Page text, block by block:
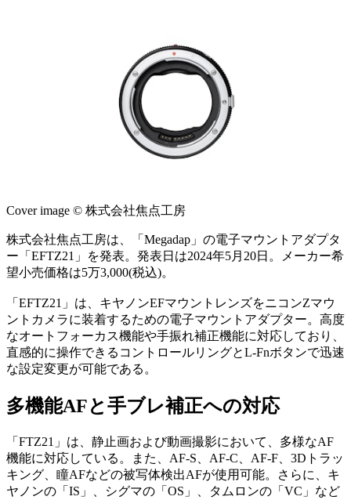
Cover image © 株式会社焦点工房
株式会社焦点工房は、「Megadap」の電子マウントアダプタ
ー「EFTZ21」を発表。発表日は2024年5月20日。メーカー希
望小売価格は5万3,000(税込)。
「EFTZ21」は、キヤノンEFマウントレンズをニコンZマウ
ントカメラに装着するための電子マウントアダプター。高度
なオートフォーカス機能や手振れ補正機能に対応しており、
直感的に操作できるコントロールリングとL-Fnボタンで迅速
な設定変更が可能である。
多機能AFと手ブレ補正への対応
「FTZ21」は、静止画および動画撮影において、多様なAF
機能に対応している。また、AF-S、AF-C、AF-F、3Dトラッ
キング、瞳AFなどの被写体検出AFが使用可能。さらに、キ
ヤノンの「IS」、シグマの「OS」、タムロンの「VC」など